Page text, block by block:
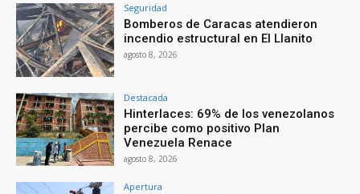
Seguridad
Bomberos de Caracas atendieron
incendio estructural en El Llanito
agosto 8, 2026
Destacada
Hinterlaces: 69% de los venezolanos
percibe como positivo Plan
Venezuela Renace
agosto 8, 2026
Apertura